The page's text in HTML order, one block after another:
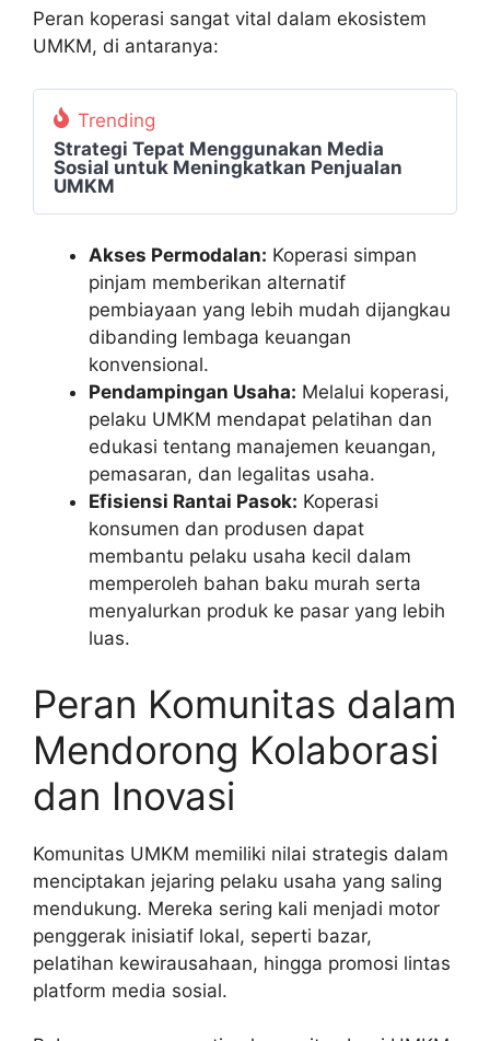
Peran koperasi sangat vital dalam ekosistem
UMKM, di antaranya:
Trending
Strategi Tepat Menggunakan Media
Sosial untuk Meningkatkan Penjualan
UMKM
Akses Permodalan: Koperasi simpan
pinjam memberikan alternatif
pembiayaan yang lebih mudah dijangkau
dibanding lembaga keuangan
konvensional.
Pendampingan Usaha: Melalui koperasi,
pelaku UMKM mendapat pelatihan dan
edukasi tentang manajemen keuangan,
pemasaran, dan legalitas usaha.
Efisiensi Rantai Pasok: Koperasi
konsumen dan produsen dapat
membantu pelaku usaha kecil dalam
memperoleh bahan baku murah serta
menyalurkan produk ke pasar yang lebih
luas.
Peran Komunitas dalam
Mendorong Kolaborasi
dan Inovasi
Komunitas UMKM memiliki nilai strategis dalam
menciptakan jejaring pelaku usaha yang saling
mendukung. Mereka sering kali menjadi motor
penggerak inisiatif lokal, seperti bazar,
pelatihan kewirausahaan, hingga promosi lintas
platform media sosial.